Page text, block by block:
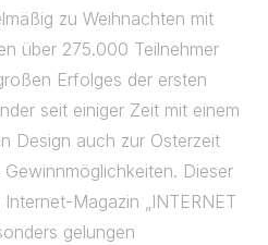
zu Weihnachten mit
über 275.000 Teilnehmer
Erfolges der ersten
seit einiger Zeit mit einem
Design auch zur Osterzeit
Dieser
Magazin „INTERNET
gelungen